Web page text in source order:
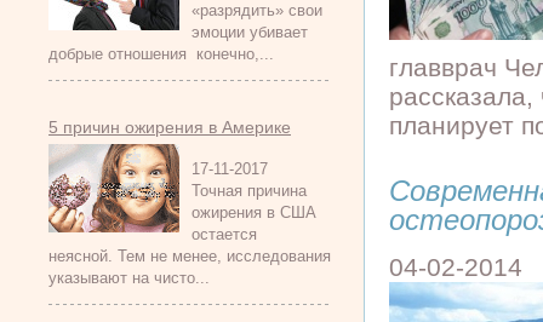
«разрядить» свои
эмоции убивает
добрые отношения конечно,...
5 причин ожирения в Америке
17-11-2017
Точная причина
ожирения в США
остается
неясной. Тем не менее, исследования
указывают на чисто...
главврач
планирует
04-02-2014